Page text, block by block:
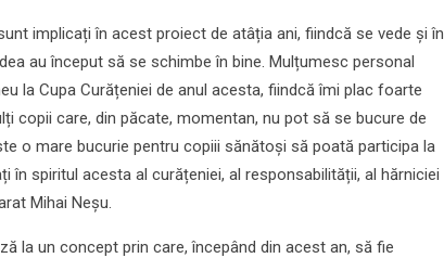
implicați în acest proiect de atâția ani, fiindcă se vede și în
au început să se schimbe în bine. Mulțumesc personal
la Cupa Curățeniei de anul acesta, fiindcă îmi plac foarte
copii care, din păcate, momentan, nu pot să se bucure de
o mare bucurie pentru copiii sănătoși să poată participa la
în spiritul acesta al curățeniei, al responsabilității, al hărniciei
Mihai Neșu.
la un concept prin care, începând din acest an, să fie